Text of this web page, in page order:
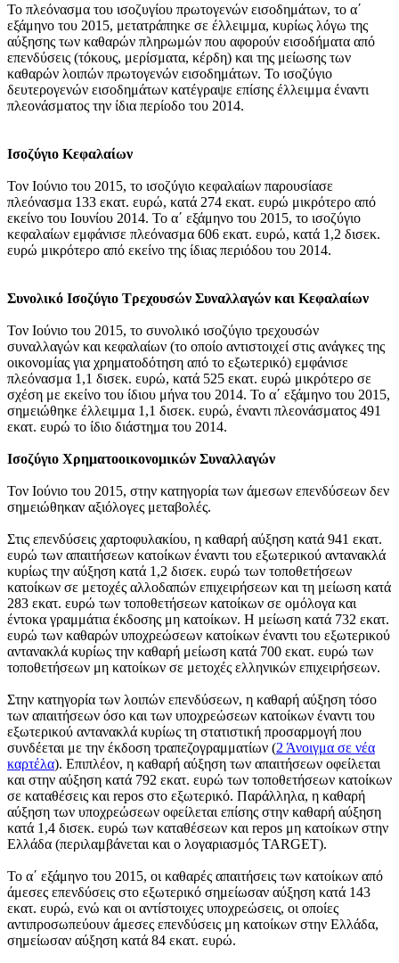
Το πλεόνασμα του ισοζυγίου πρωτογενών εισοδημάτων, το α΄
εξάμηνο του 2015, μετατράπηκε σε έλλειμμα, κυρίως λόγω της
αύξησης των καθαρών πληρωμών που αφορούν εισοδήματα από
επενδύσεις (τόκους, μερίσματα, κέρδη) και της μείωσης των
καθαρών λοιπών πρωτογενών εισοδημάτων. Το ισοζύγιο
δευτερογενών εισοδημάτων κατέγραψε επίσης έλλειμμα έναντι
πλεονάσματος την ίδια περίοδο του 2014.
Ισοζύγιο Κεφαλαίων
Τον Ιούνιο του 2015, το ισοζύγιο κεφαλαίων παρουσίασε
πλεόνασμα 133 εκατ. ευρώ, κατά 274 εκατ. ευρώ μικρότερο από
εκείνο του Ιουνίου 2014. Το α΄ εξάμηνο του 2015, το ισοζύγιο
κεφαλαίων εμφάνισε πλεόνασμα 606 εκατ. ευρώ, κατά 1,2 δισεκ.
ευρώ μικρότερο από εκείνο της ίδιας περιόδου του 2014.
Συνολικό Ισοζύγιο Τρεχουσών Συναλλαγών και Κεφαλαίων
Τον Ιούνιο του 2015, το συνολικό ισοζύγιο τρεχουσών
συναλλαγών και κεφαλαίων (το οποίο αντιστοιχεί στις ανάγκες της
οικονομίας για χρηματοδότηση από το εξωτερικό) εμφάνισε
πλεόνασμα 1,1 δισεκ. ευρώ, κατά 525 εκατ. ευρώ μικρότερο σε
σχέση με εκείνο του ίδιου μήνα του 2014. Το α΄ εξάμηνο του 2015,
σημειώθηκε έλλειμμα 1,1 δισεκ. ευρώ, έναντι πλεονάσματος 491
εκατ. ευρώ το ίδιο διάστημα του 2014.
Ισοζύγιο Χρηματοοικονομικών Συναλλαγών
Τον Ιούνιο του 2015, στην κατηγορία των άμεσων επενδύσεων δεν
σημειώθηκαν αξιόλογες μεταβολές.
Στις επενδύσεις χαρτοφυλακίου, η καθαρή αύξηση κατά 941 εκατ.
ευρώ των απαιτήσεων κατοίκων έναντι του εξωτερικού αντανακλά
κυρίως την αύξηση κατά 1,2 δισεκ. ευρώ των τοποθετήσεων
κατοίκων σε μετοχές αλλοδαπών επιχειρήσεων και τη μείωση κατά
283 εκατ. ευρώ των τοποθετήσεων κατοίκων σε ομόλογα και
έντοκα γραμμάτια έκδοσης μη κατοίκων. Η μείωση κατά 732 εκατ.
ευρώ των καθαρών υποχρεώσεων κατοίκων έναντι του εξωτερικού
αντανακλά κυρίως την καθαρή μείωση κατά 700 εκατ. ευρώ των
τοποθετήσεων μη κατοίκων σε μετοχές ελληνικών επιχειρήσεων.
Στην κατηγορία των λοιπών επενδύσεων, η καθαρή αύξηση τόσο
των απαιτήσεων όσο και των υποχρεώσεων κατοίκων έναντι του
εξωτερικού αντανακλά κυρίως τη στατιστική προσαρμογή που
συνδέεται με την έκδοση τραπεζογραμματίων (2 Άνοιγμα σε νέα
καρτέλα). Επιπλέον, η καθαρή αύξηση των απαιτήσεων οφείλεται
και στην αύξηση κατά 792 εκατ. ευρώ των τοποθετήσεων κατοίκων
σε καταθέσεις και repos στο εξωτερικό. Παράλληλα, η καθαρή
αύξηση των υποχρεώσεων οφείλεται επίσης στην καθαρή αύξηση
κατά 1,4 δισεκ. ευρώ των καταθέσεων και repos μη κατοίκων στην
Ελλάδα (περιλαμβάνεται και ο λογαριασμός TARGET).
Το α΄ εξάμηνο του 2015, οι καθαρές απαιτήσεις των κατοίκων από
άμεσες επενδύσεις στο εξωτερικό σημείωσαν αύξηση κατά 143
εκατ. ευρώ, ενώ και οι αντίστοιχες υποχρεώσεις, οι οποίες
αντιπροσωπεύουν άμεσες επενδύσεις μη κατοίκων στην Ελλάδα,
σημείωσαν αύξηση κατά 84 εκατ. ευρώ.